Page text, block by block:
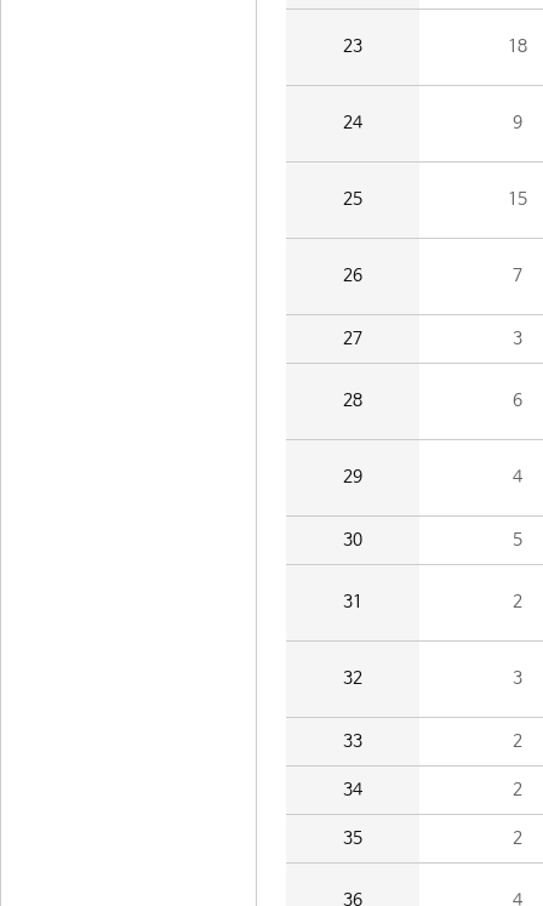
23 18
24 9
25 15
26 7
27 3
28 6
29 4
30 5
31 2
32 3
33 2
34 2
35 2
36 4